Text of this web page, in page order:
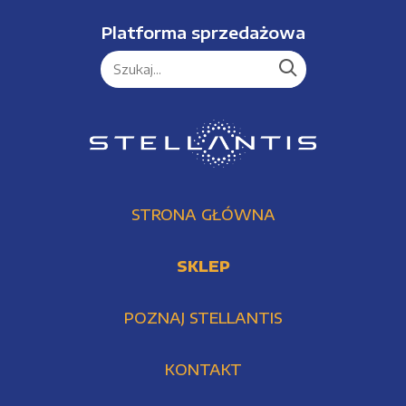
Platforma sprzedażowa
STRONA GŁÓWNA
SKLEP
POZNAJ STELLANTIS
KONTAKT